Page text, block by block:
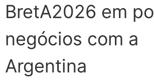
BretA2026 em
negócios com a
Argentina